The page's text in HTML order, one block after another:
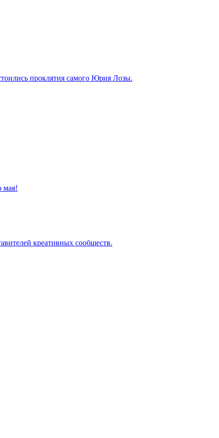
проклятия самого Юрия Лозы.
мая!
креативных сообществ.